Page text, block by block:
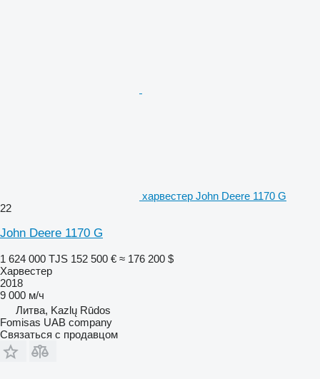
харвестер John Deere 1170 G
22
John Deere 1170 G
1 624 000 TJS 152 500 € ≈ 176 200 $
Харвестер
2018
9 000 м/ч
Литва, Kazlų Rūdos
Fomisas UAB company
Связаться с продавцом